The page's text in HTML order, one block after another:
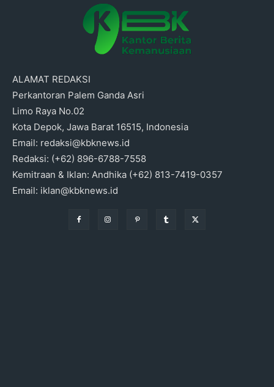
ALAMAT REDAKSI
Perkantoran Palem Ganda Asri
Limo Raya No.02
Kota Depok, Jawa Barat 16515, Indonesia
Email: redaksi@kbknews.id
Redaksi: (+62) 896-6788-7558
Kemitraan & Iklan: Andhika (+62) 813-7419-0357
Email: iklan@kbknews.id